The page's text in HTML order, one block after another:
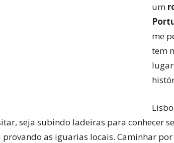
um
me
tem
seja subindo ladeiras para conhecer
provando as iguarias locais. Caminhar